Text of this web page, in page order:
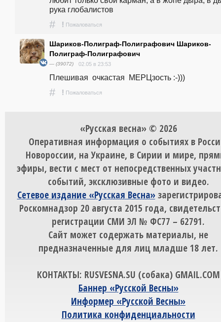
рука глобалистов
# ! Пожаловаться
Шариков-Полиграф-Полиграфович Шариков-
Полиграф-Полиграфович
— (39072) 02.05 в 23:53
Плешивая  очкастая  МЕРЦзость :-)))
# ! Пожаловаться
«Русская весна» © 2026
Оперативная информация о событиях в
Новороссии, на Украине, в Сирии и мире,
эфиры, вести с мест от непосредственных
событий, эксклюзивные фото и видео.
Сетевое издание «Русская Весна»
Роскомнадзор 20 августа 2015 года,
регистрации СМИ ЭЛ № ФС77 – 62791.
Сайт может содержать материалы, не
предназначенные для лиц младше 18 лет.
КОНТАКТЫ: RUSVESNA.SU (собака) GMAIL.COM
Баннер «Русской Весны»
Информер «Русской Весны»
Политика конфиденциальности